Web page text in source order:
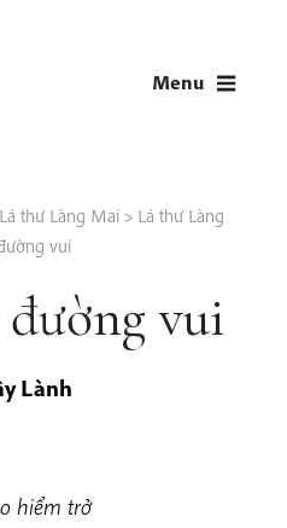
Menu
Lá thư Làng Mai > Lá thư Làng
vui
vui
Lành
hiểm trở